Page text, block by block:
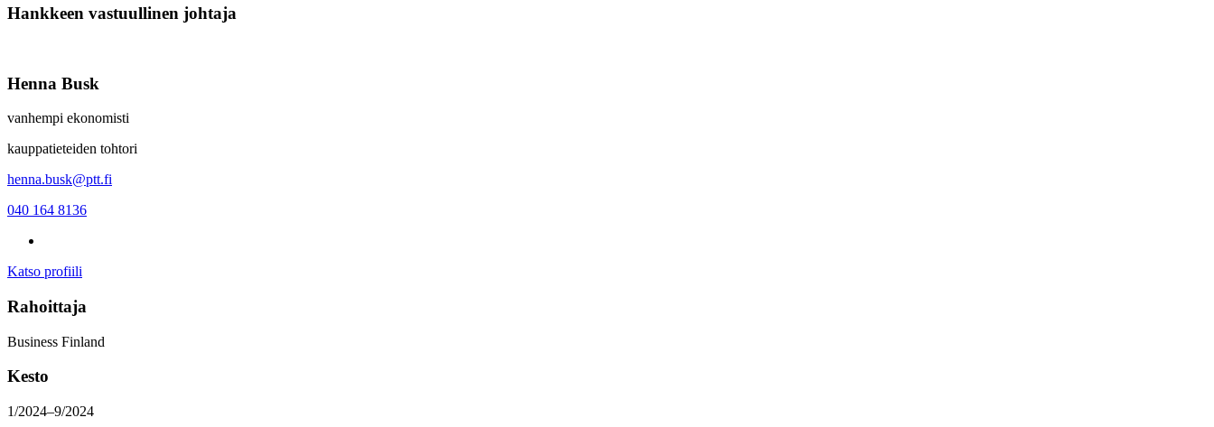
Hankkeen vastuullinen johtaja
Henna Busk
vanhempi ekonomisti
kauppatieteiden tohtori
henna.busk@ptt.fi
040 164 8136
Katso profiili
Rahoittaja
Business Finland
Kesto
1/2024–9/2024